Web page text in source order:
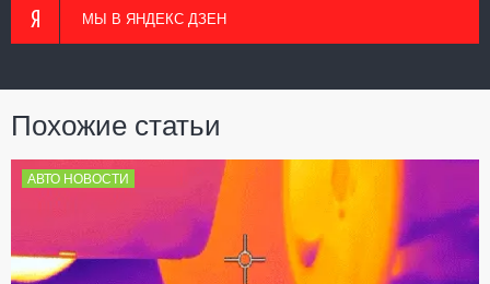
МЫ В ЯНДЕКС ДЗЕН
Похожие статьи
АВТО НОВОСТИ